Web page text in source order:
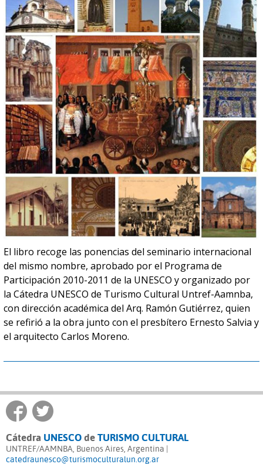
El libro recoge las ponencias del seminario internacional
del mismo nombre, aprobado por el Programa de
Participación 2010-2011 de la UNESCO y organizado por
la Cátedra UNESCO de Turismo Cultural Untref-Aamnba,
con dirección académica del Arq. Ramón Gutiérrez, quien
se refirió a la obra junto con el presbítero Ernesto Salvia y
el arquitecto Carlos Moreno.
Cátedra UNESCO de TURISMO CULTURAL
UNTREF/AAMNBA, Buenos Aires, Argentina |
catedraunesco@turismoculturalun.org.ar